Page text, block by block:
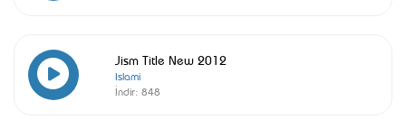
Jism Title New 2012
Islami
İndir: 848